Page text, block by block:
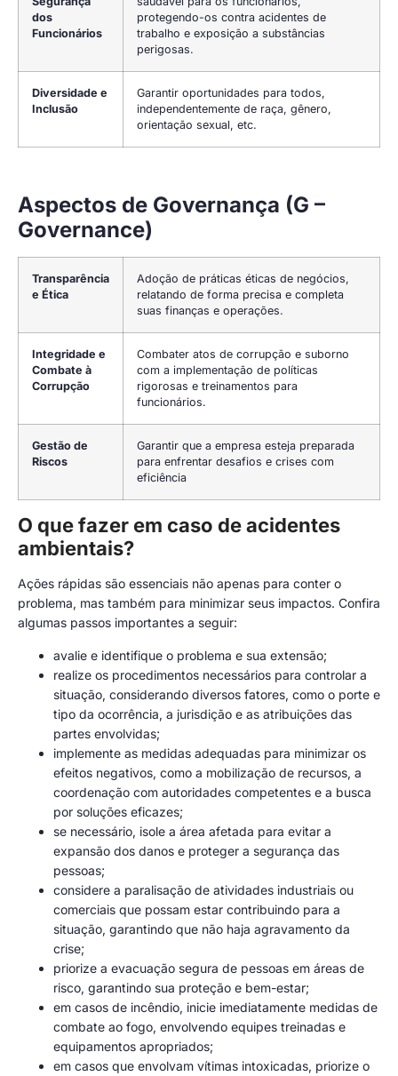
dos
Funcionários
protegendo-os contra acidentes de
trabalho e exposição a substâncias
perigosas.
Diversidade e
Inclusão
Garantir oportunidades para todos,
independentemente de raça, gênero,
orientação sexual, etc.
Aspectos de Governança (G –
Governance)
Transparência
e Ética
Adoção de práticas éticas de negócios,
relatando de forma precisa e completa
suas finanças e operações.
Integridade e
Combate à
Corrupção
Combater atos de corrupção e suborno
com a implementação de políticas
rigorosas e treinamentos para
funcionários.
Gestão de
Riscos
Garantir que a empresa esteja preparada
para enfrentar desafios e crises com
eficiência
O que fazer em caso de acidentes
ambientais?
Ações rápidas são essenciais não apenas para conter o
problema, mas também para minimizar seus impactos. Confira
algumas passos importantes a seguir:
avalie e identifique o problema e sua extensão;
realize os procedimentos necessários para controlar a
situação, considerando diversos fatores, como o porte e
tipo da ocorrência, a jurisdição e as atribuições das
partes envolvidas;
implemente as medidas adequadas para minimizar os
efeitos negativos, como a mobilização de recursos, a
coordenação com autoridades competentes e a busca
por soluções eficazes;
se necessário, isole a área afetada para evitar a
expansão dos danos e proteger a segurança das
pessoas;
considere a paralisação de atividades industriais ou
comerciais que possam estar contribuindo para a
situação, garantindo que não haja agravamento da
crise;
priorize a evacuação segura de pessoas em áreas de
risco, garantindo sua proteção e bem-estar;
em casos de incêndio, inicie imediatamente medidas de
combate ao fogo, envolvendo equipes treinadas e
equipamentos apropriados;
em casos que envolvam vítimas intoxicadas, priorize o